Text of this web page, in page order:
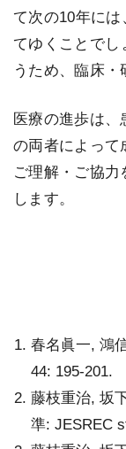
て次の10年に
てゆくことでし
うため、臨床・
医療の進歩は
の両者によって
ご理解・ご協力
します。
春名眞一, 鴻
44: 195-201.
藤枝重治, 坂
準: JESREC